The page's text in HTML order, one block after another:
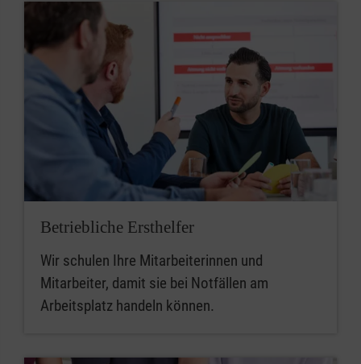
Betriebliche Ersthelfer
Wir schulen Ihre Mitarbeiterinnen und
Mitarbeiter, damit sie bei Notfällen am
Arbeitsplatz handeln können.